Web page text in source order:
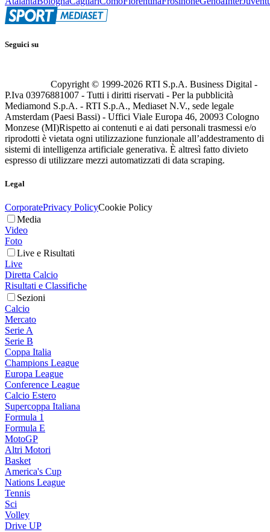
Seguici su
Copyright © 1999-2026 RTI S.p.A. Business Digital -
P.Iva 03976881007 - Tutti i diritti riservati - Per la pubblicità
Mediamond S.p.A. - RTI S.p.A., Mediaset N.V., sede legale
Amsterdam (Paesi Bassi) - Uffici Viale Europa 46, 20093 Cologno
Monzese (MI)Rispetto ai contenuti e ai dati personali trasmessi e/o
riprodotti è vietata ogni utilizzazione funzionale all’addestramento di
sistemi di intelligenza artificiale generativa. È altresì fatto divieto
espresso di utilizzare mezzi automatizzati di data scraping.
Legal
CorporatePrivacy PolicyCookie Policy
Media
Video
Foto
Live e Risultati
Live
Diretta Calcio
Risultati e Classifiche
Sezioni
Calcio
Mercato
Serie A
Serie B
Coppa Italia
Champions League
Europa League
Conference League
Calcio Estero
Supercoppa Italiana
Formula 1
Formula E
MotoGP
Altri Motori
Basket
America's Cup
Nations League
Tennis
Sci
Volley
Drive UP